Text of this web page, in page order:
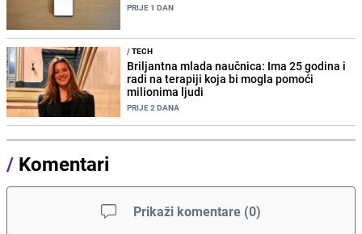
PRIJE 1 DAN
/TECH
Briljantna mlada naučnica: Ima 25 godina i
radi na terapiji koja bi mogla pomoći
milionima ljudi
PRIJE 2 DANA
/ Komentari
Prikaži komentare (0)